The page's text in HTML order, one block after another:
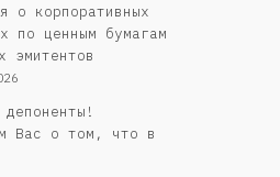
о корпоративных
по ценным бумагам
эмитентов
депоненты!
Вас о том, что в